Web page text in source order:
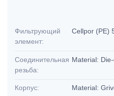
Фильтрующий
элемент:
Cellpor (PE)
Соединительная
резьба:
Material:
Корпус: Material: